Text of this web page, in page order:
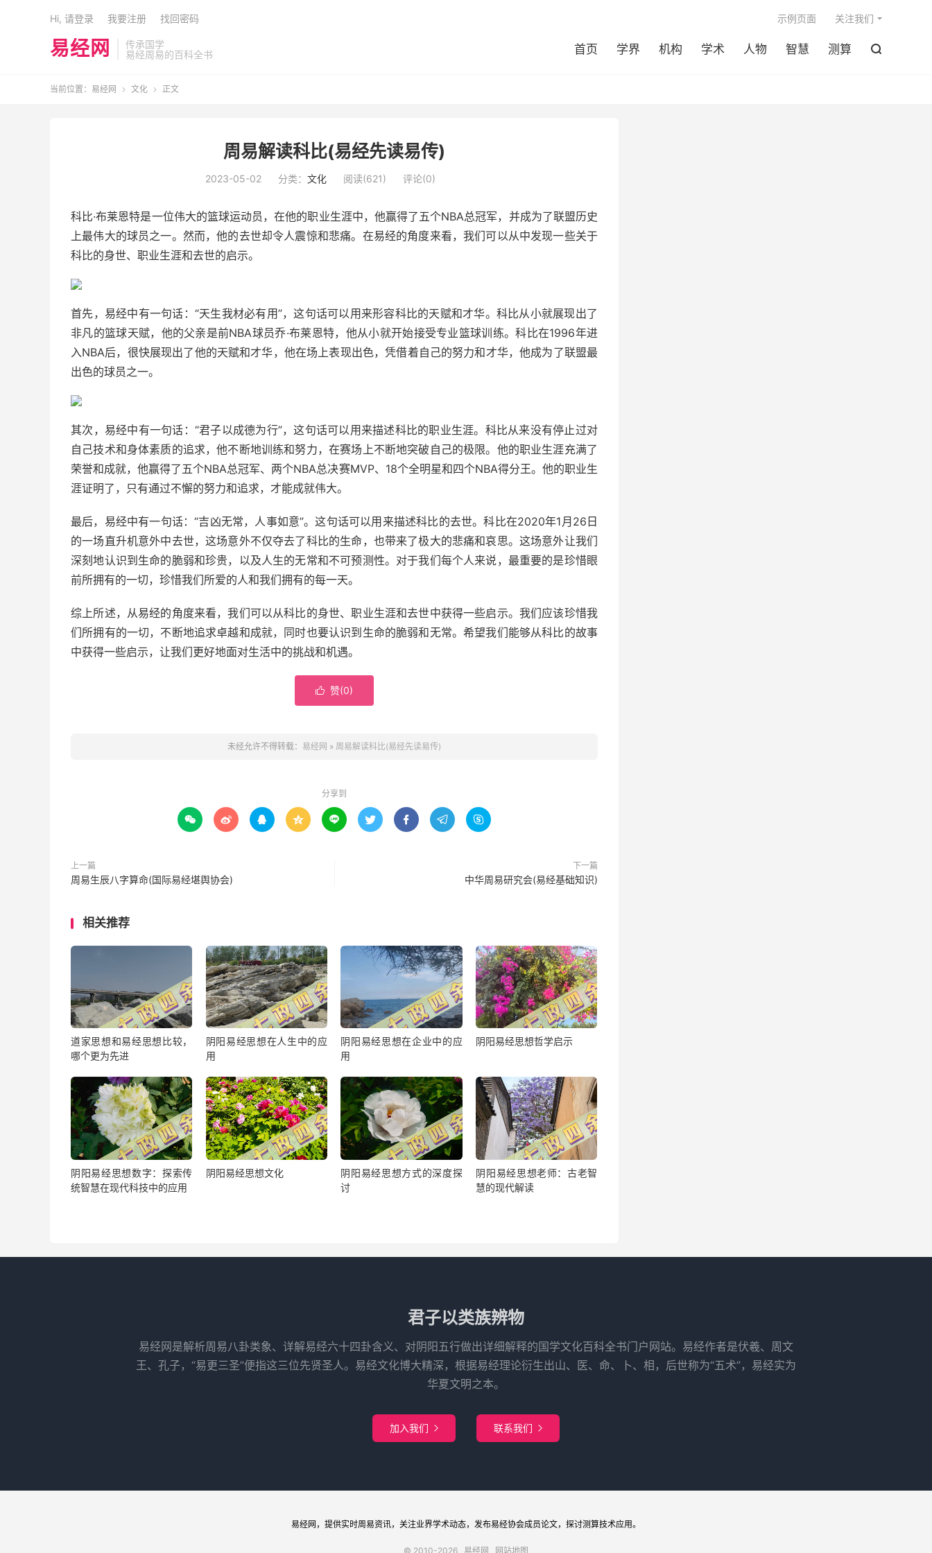
易经网
传承国学
易经周易的百科全书
首页 学界 机构 学术 人物 智慧 测算 
示例页面 关注我们
Hi, 请登录 我要注册 找回密码
当前位置： 易经网  文化  正文
周易解读科比(易经先读易传)
2023-05-02 分类： 文化 阅读(621) 评论(0)
科比·布莱恩特是一位伟大的篮球运动员，在他的职业生涯中，他赢得了五个NBA总冠军，并成为了联盟历史
上最伟大的球员之一。然而，他的去世却令人震惊和悲痛。在易经的角度来看，我们可以从中发现一些关于
科比的身世、职业生涯和去世的启示。
首先，易经中有一句话：“天生我材必有用”，这句话可以用来形容科比的天赋和才华。科比从小就展现出了
非凡的篮球天赋，他的父亲是前NBA球员乔·布莱恩特，他从小就开始接受专业篮球训练。科比在1996年进
入NBA后，很快展现出了他的天赋和才华，他在场上表现出色，凭借着自己的努力和才华，他成为了联盟最
出色的球员之一。
其次，易经中有一句话：“君子以成德为行”，这句话可以用来描述科比的职业生涯。科比从来没有停止过对
自己技术和身体素质的追求，他不断地训练和努力，在赛场上不断地突破自己的极限。他的职业生涯充满了
荣誉和成就，他赢得了五个NBA总冠军、两个NBA总决赛MVP、18个全明星和四个NBA得分王。他的职业生
涯证明了，只有通过不懈的努力和追求，才能成就伟大。
最后，易经中有一句话：“吉凶无常，人事如意”。这句话可以用来描述科比的去世。科比在2020年1月26日
的一场直升机意外中去世，这场意外不仅夺去了科比的生命，也带来了极大的悲痛和哀思。这场意外让我们
深刻地认识到生命的脆弱和珍贵，以及人生的无常和不可预测性。对于我们每个人来说，最重要的是珍惜眼
前所拥有的一切，珍惜我们所爱的人和我们拥有的每一天。
综上所述，从易经的角度来看，我们可以从科比的身世、职业生涯和去世中获得一些启示。我们应该珍惜我
们所拥有的一切，不断地追求卓越和成就，同时也要认识到生命的脆弱和无常。希望我们能够从科比的故事
中获得一些启示，让我们更好地面对生活中的挑战和机遇。
 赞(0)
未经允许不得转载： 易经网 » 周易解读科比(易经先读易传)
分享到
        
上一篇
周易生辰八字算命(国际易经堪舆协会)
下一篇
中华周易研究会(易经基础知识)
相关推荐
道家思想和易经思想比较，
哪个更为先进
阴阳易经思想在人生中的应
用
阴阳易经思想在企业中的应
用
阴阳易经思想哲学启示
阴阳易经思想数字：探索传
统智慧在现代科技中的应用
阴阳易经思想文化
阴阳易经思想方式的深度探
讨
阴阳易经思想老师：古老智
慧的现代解读
君子以类族辨物
易经网是解析周易八卦类象、详解易经六十四卦含义、对阴阳五行做出详细解释的国学文化百科全书门户网站。易经作者是伏羲、周文
王、孔子，“易更三圣”便指这三位先贤圣人。易经文化博大精深，根据易经理论衍生出山、医、命、卜、相，后世称为“五术”，易经实为
华夏文明之本。
加入我们  联系我们 
易经网 ，提供实时周易资讯，关注业界学术动态，发布易经协会成员论文，探讨测算技术应用。
© 2010-2026 易经网 网站地图